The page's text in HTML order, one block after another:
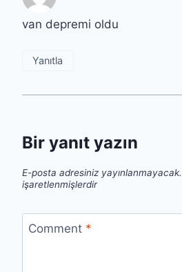
van depremi oldu
Yanıtla
Bir yanıt yazın
E-posta adresiniz yayınlanmayacak.
işaretlenmişlerdir
Comment *